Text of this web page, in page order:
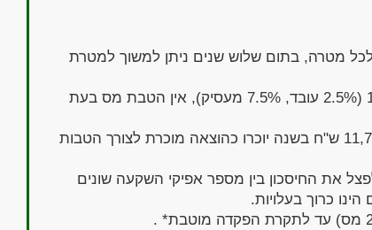
מטרה, בתום שלוש שנים ניתן למשוך למטרת
יחד עם מעבידו מפקידים 10% (2.5% עובד, 7.5% מעסיק), אין הטבת מס בעת
הפקדה עד 4.5% מההכנסה השנתית ועד 11,700 ש"ח בשנה יוכרו כהוצאה מוכרת לצורך הטבות
את החיסכון בין מספר אפיקי השקעה שונים
כרוך בעלויות.